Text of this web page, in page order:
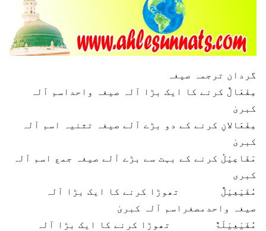
گردان ترجمہ
صیغہ
مِفْعَالٌ کرنے کا ایک بڑا آلہ
صیغہ واحداسم آلہ
کبریٰ
مِفْعَالانِ کرنے کے دو بڑے آلے صیغہ تثنیہ اسم آلہ
کبریٰ
مَفَاعِیْلُ کرنے کے بہت سے بڑے آلے صیغہ جمع اسم آلہ
کبری
مُفَیْعِیْلٌ تھوڑا کرنے کا ایک بڑا آلہ
صیغہ واحدمصغراسم آلہ کبریٰ
مُفَیْعِیْلَۃٌ تھوڑا کرنے کا ایک بڑا آلہ